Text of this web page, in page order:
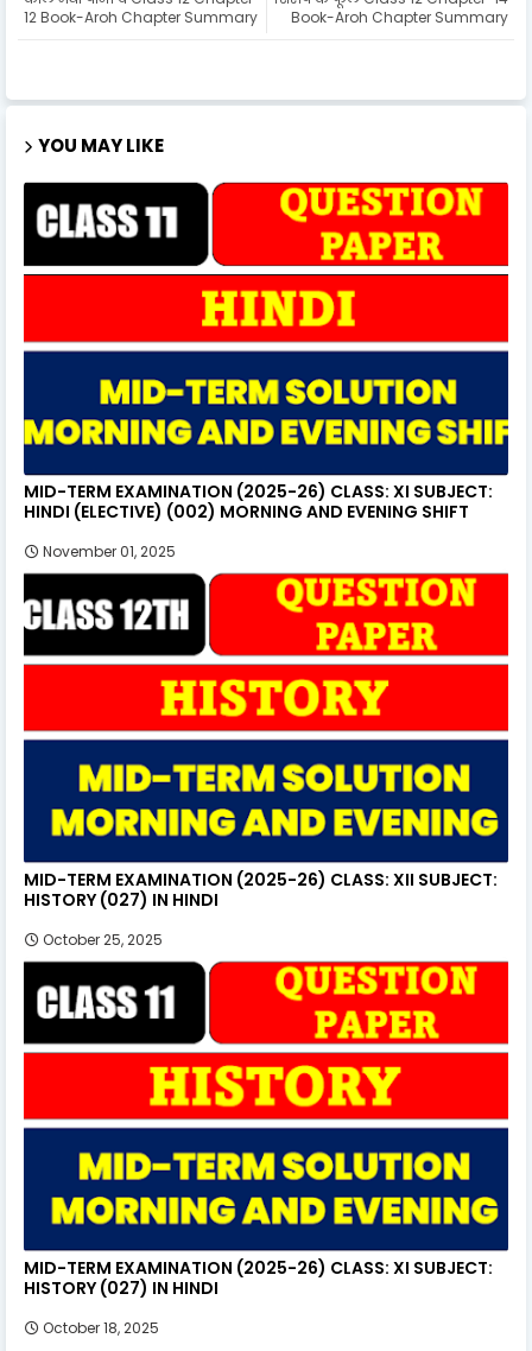
Book-Aroh Chapter Summary
12 Book-Aroh Chapter Summary
YOU MAY LIKE
MID-TERM EXAMINATION (2025-26) CLASS: XI SUBJECT:
HINDI (ELECTIVE) (002) MORNING AND EVENING SHIFT
November 01, 2025
MID-TERM EXAMINATION (2025-26) CLASS: XII SUBJECT:
HISTORY (027) IN HINDI
October 25, 2025
MID-TERM EXAMINATION (2025-26) CLASS: XI SUBJECT:
HISTORY (027) IN HINDI
October 18, 2025